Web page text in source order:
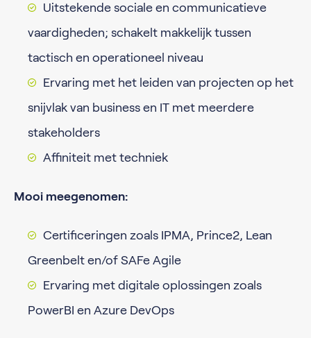
Uitstekende sociale en communicatieve
vaardigheden; schakelt makkelijk tussen
tactisch en operationeel niveau
Ervaring met het leiden van projecten op het
snijvlak van business en IT met meerdere
stakeholders
Affiniteit met techniek
Mooi meegenomen:
Certificeringen zoals IPMA, Prince2, Lean
Greenbelt en/of SAFe Agile
Ervaring met digitale oplossingen zoals
PowerBI en Azure DevOps